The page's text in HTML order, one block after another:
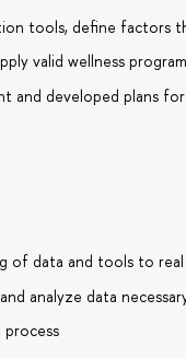
tools, define factors
valid wellness
and developed plans
of data and tools to
analyze data